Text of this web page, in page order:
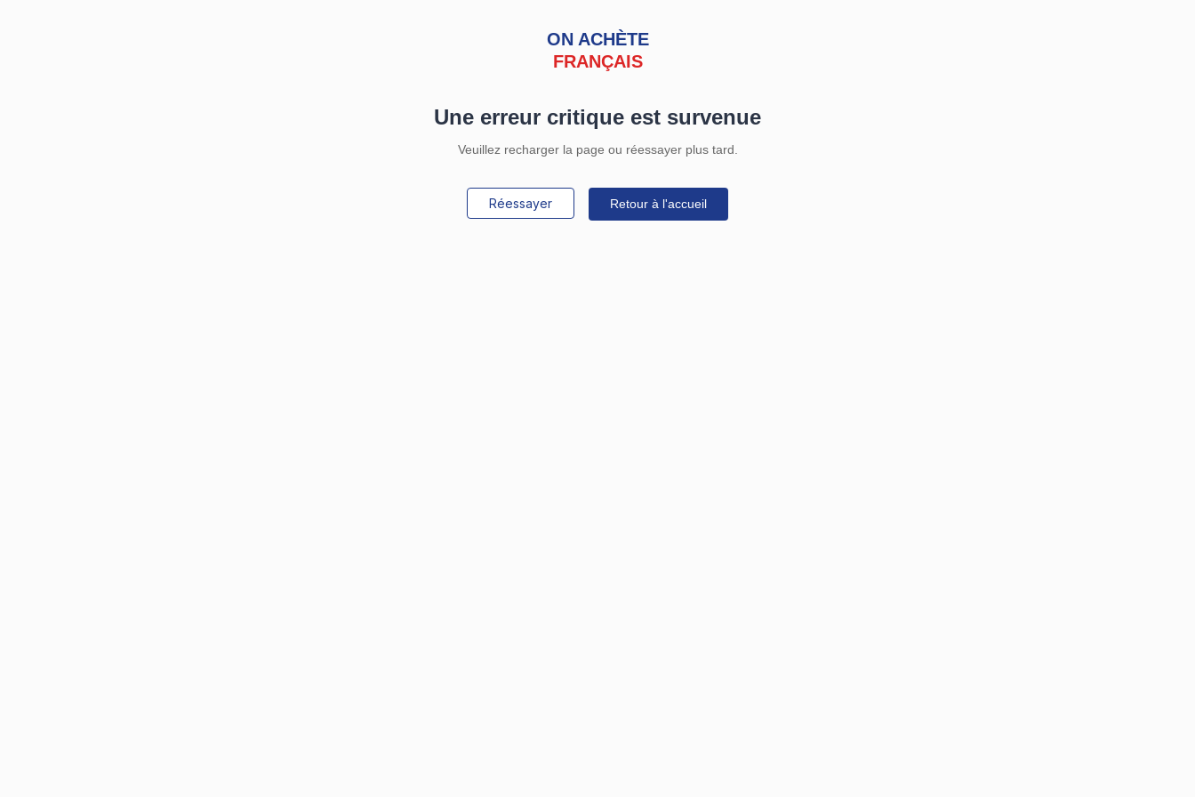
ON ACHÈTE
FRANÇAIS
Une erreur critique est survenue
Veuillez recharger la page ou réessayer plus tard.
Réessayer Retour à l'accueil